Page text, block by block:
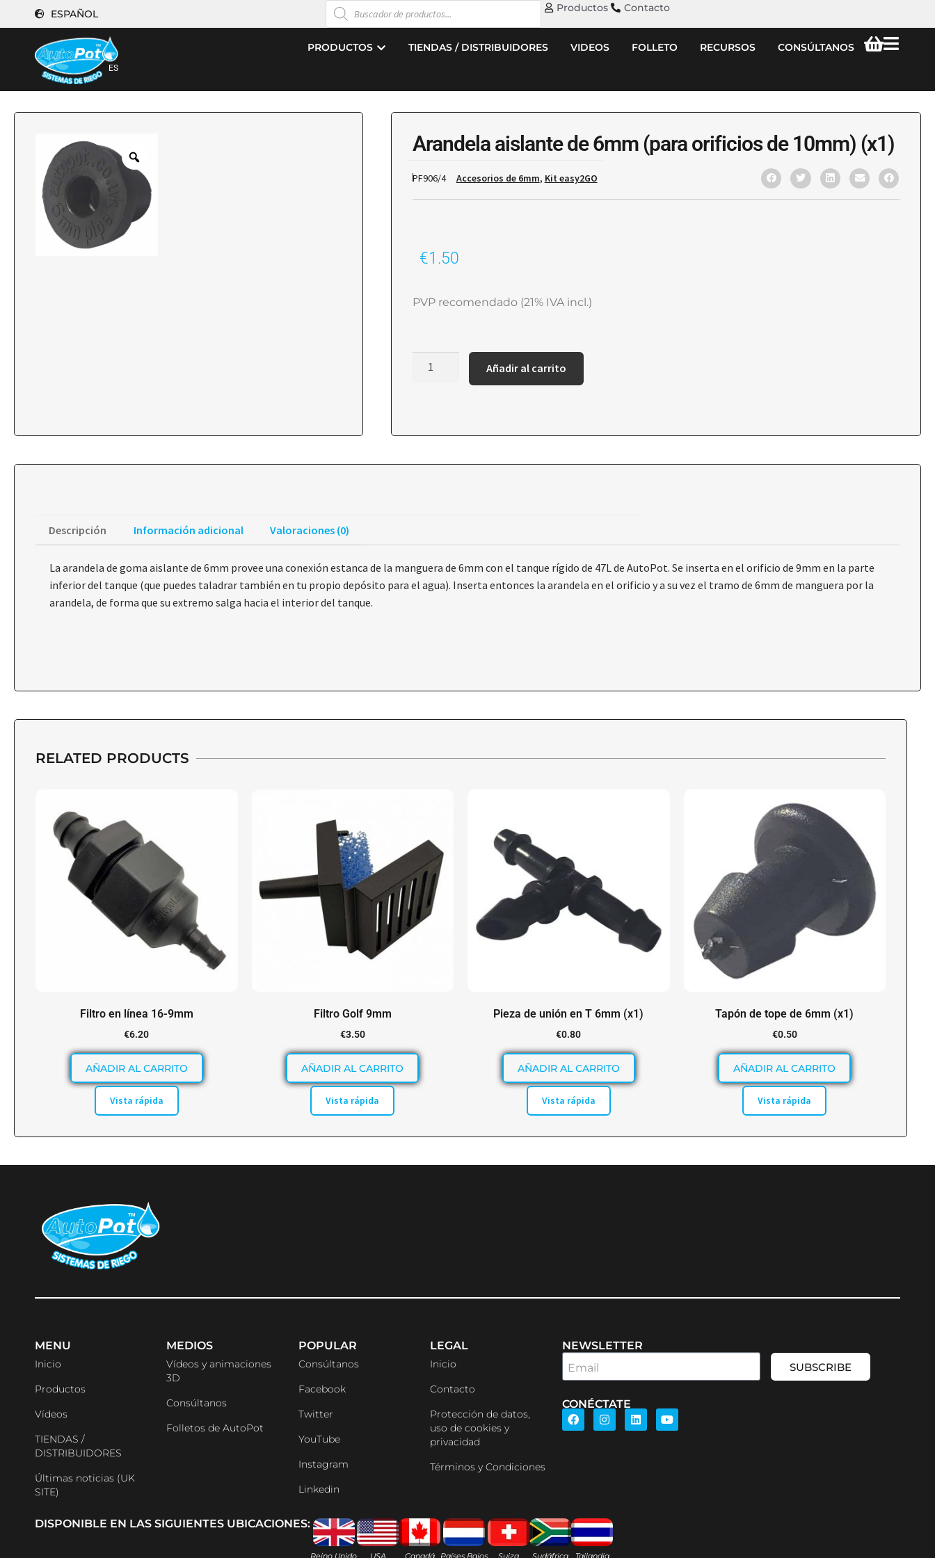
ESPAÑOL Productos Contacto
ES
PRODUCTOS TIENDAS / DISTRIBUIDORES VIDEOS FOLLETO RECURSOS CONSÚLTANOS
Arandela aislante de 6mm (para orificios de 10mm) (x1)
PF906/4 Accesorios de 6mm, Kit easy2GO
€1.50
PVP recomendado (21% IVA incl.)
Añadir al carrito
Descripción Información adicional Valoraciones (0)
La arandela de goma aislante de 6mm provee una conexión estanca de la manguera de 6mm con el tanque rígido de 47L de AutoPot. Se inserta en el orificio de 9mm en la parte
inferior del tanque (que puedes taladrar también en tu propio depósito para el agua). Inserta entonces la arandela en el orificio y a su vez el tramo de 6mm de manguera por la
arandela, de forma que su extremo salga hacia el interior del tanque.
RELATED PRODUCTS
Filtro en línea 16-9mm
€6.20
AÑADIR AL CARRITO
Vista rápida
Filtro Golf 9mm
€3.50
AÑADIR AL CARRITO
Vista rápida
Pieza de unión en T 6mm (x1)
€0.80
AÑADIR AL CARRITO
Vista rápida
Tapón de tope de 6mm (x1)
€0.50
AÑADIR AL CARRITO
Vista rápida
MENU
Inicio
Productos
Vídeos
TIENDAS /
DISTRIBUIDORES
Últimas noticias (UK
SITE)
MEDIOS
Vídeos y animaciones
3D
Consúltanos
Folletos de AutoPot
POPULAR
Consúltanos
Facebook
Twitter
YouTube
Instagram
Linkedin
LEGAL
Inicio
Contacto
Protección de datos,
uso de cookies y
privacidad
Términos y Condiciones
NEWSLETTER
Email
SUBSCRIBE
CONÉCTATE
DISPONIBLE EN LAS SIGUIENTES UBICACIONES:
Reino Unido USA Canadá Países Bajos Suiza Sudáfrica Tailandia